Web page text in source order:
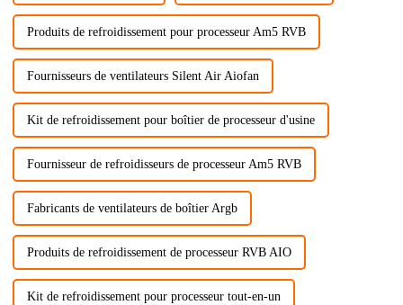
Produits de refroidissement pour processeur Am5 RVB
Fournisseurs de ventilateurs Silent Air Aiofan
Kit de refroidissement pour boîtier de processeur d'usine
Fournisseur de refroidisseurs de processeur Am5 RVB
Fabricants de ventilateurs de boîtier Argb
Produits de refroidissement de processeur RVB AIO
Kit de refroidissement pour processeur tout-en-un